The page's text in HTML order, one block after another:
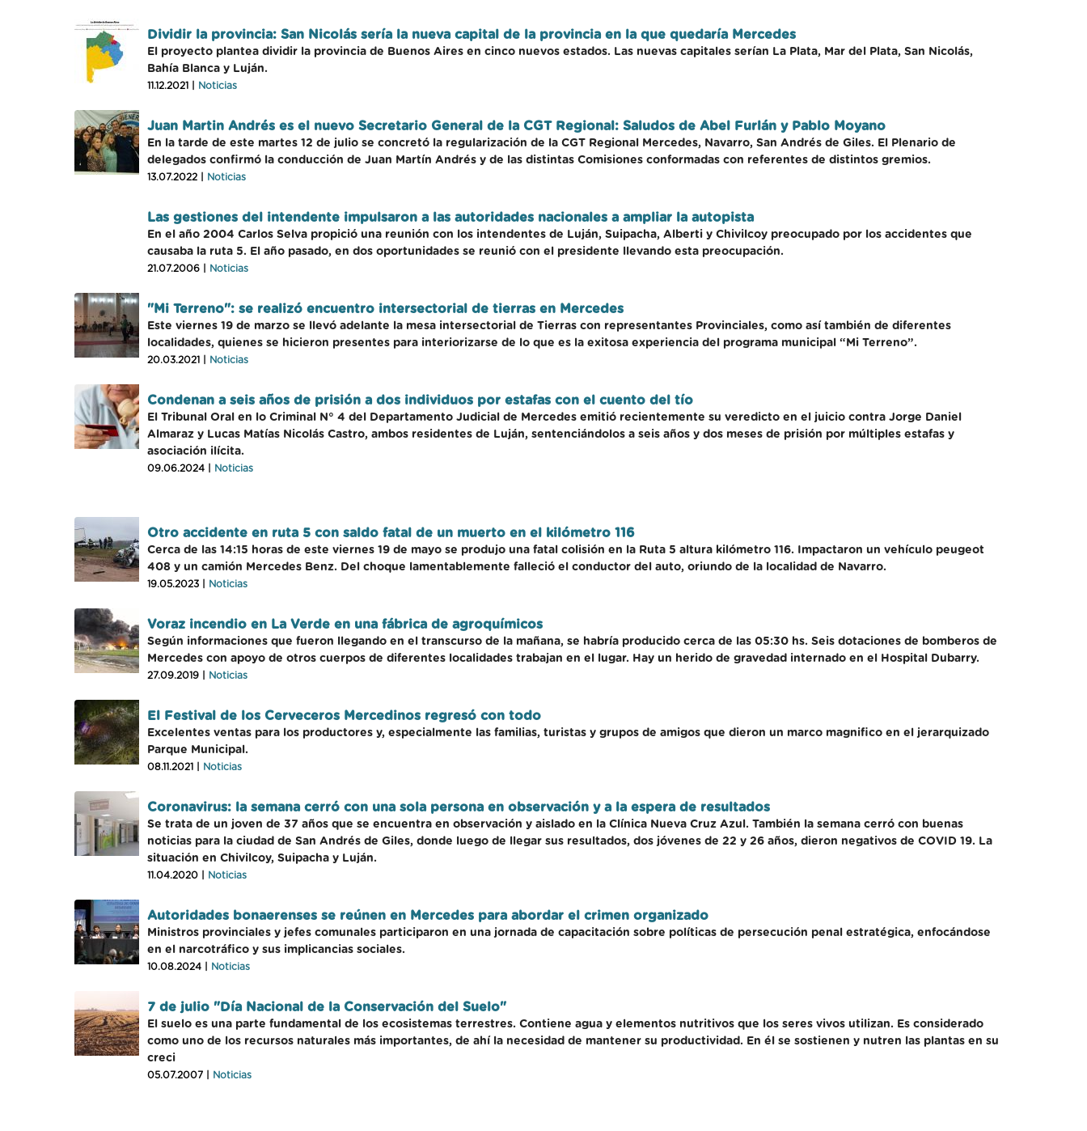
Dividir la provincia: San Nicolás sería la nueva capital de la provincia en la que quedaría Mercedes
El proyecto plantea dividir la provincia de Buenos Aires en cinco nuevos estados. Las nuevas capitales serían La Plata, Mar del Plata, San Nicolás,
Bahía Blanca y Luján.
11.12.2021 | Noticias
Juan Martin Andrés es el nuevo Secretario General de la CGT Regional: Saludos de Abel Furlán y Pablo Moyano
En la tarde de este martes 12 de julio se concretó la regularización de la CGT Regional Mercedes, Navarro, San Andrés de Giles. El Plenario de
delegados confirmó la conducción de Juan Martín Andrés y de las distintas Comisiones conformadas con referentes de distintos gremios.
13.07.2022 | Noticias
Las gestiones del intendente impulsaron a las autoridades nacionales a ampliar la autopista
En el año 2004 Carlos Selva propició una reunión con los intendentes de Luján, Suipacha, Alberti y Chivilcoy preocupado por los accidentes que
causaba la ruta 5. El año pasado, en dos oportunidades se reunió con el presidente llevando esta preocupación.
21.07.2006 | Noticias
"Mi Terreno": se realizó encuentro intersectorial de tierras en Mercedes
Este viernes 19 de marzo se llevó adelante la mesa intersectorial de Tierras con representantes Provinciales, como así también de diferentes
localidades, quienes se hicieron presentes para interiorizarse de lo que es la exitosa experiencia del programa municipal “Mi Terreno”.
20.03.2021 | Noticias
Condenan a seis años de prisión a dos individuos por estafas con el cuento del tío
El Tribunal Oral en lo Criminal N° 4 del Departamento Judicial de Mercedes emitió recientemente su veredicto en el juicio contra Jorge Daniel
Almaraz y Lucas Matías Nicolás Castro, ambos residentes de Luján, sentenciándolos a seis años y dos meses de prisión por múltiples estafas y
asociación ilícita.
09.06.2024 | Noticias
Otro accidente en ruta 5 con saldo fatal de un muerto en el kilómetro 116
Cerca de las 14:15 horas de este viernes 19 de mayo se produjo una fatal colisión en la Ruta 5 altura kilómetro 116. Impactaron un vehículo peugeot
408 y un camión Mercedes Benz. Del choque lamentablemente falleció el conductor del auto, oriundo de la localidad de Navarro.
19.05.2023 | Noticias
Voraz incendio en La Verde en una fábrica de agroquímicos
Según informaciones que fueron llegando en el transcurso de la mañana, se habría producido cerca de las 05:30 hs. Seis dotaciones de bomberos de
Mercedes con apoyo de otros cuerpos de diferentes localidades trabajan en el lugar. Hay un herido de gravedad internado en el Hospital Dubarry.
27.09.2019 | Noticias
El Festival de los Cerveceros Mercedinos regresó con todo
Excelentes ventas para los productores y, especialmente las familias, turistas y grupos de amigos que dieron un marco magnifico en el jerarquizado
Parque Municipal.
08.11.2021 | Noticias
Coronavirus: la semana cerró con una sola persona en observación y a la espera de resultados
Se trata de un joven de 37 años que se encuentra en observación y aislado en la Clínica Nueva Cruz Azul. También la semana cerró con buenas
noticias para la ciudad de San Andrés de Giles, donde luego de llegar sus resultados, dos jóvenes de 22 y 26 años, dieron negativos de COVID 19. La
situación en Chivilcoy, Suipacha y Luján.
11.04.2020 | Noticias
Autoridades bonaerenses se reúnen en Mercedes para abordar el crimen organizado
Ministros provinciales y jefes comunales participaron en una jornada de capacitación sobre políticas de persecución penal estratégica, enfocándose
en el narcotráfico y sus implicancias sociales.
10.08.2024 | Noticias
7 de julio "Día Nacional de la Conservación del Suelo"
El suelo es una parte fundamental de los ecosistemas terrestres. Contiene agua y elementos nutritivos que los seres vivos utilizan. Es considerado
como uno de los recursos naturales más importantes, de ahí la necesidad de mantener su productividad. En él se sostienen y nutren las plantas en su
creci
05.07.2007 | Noticias